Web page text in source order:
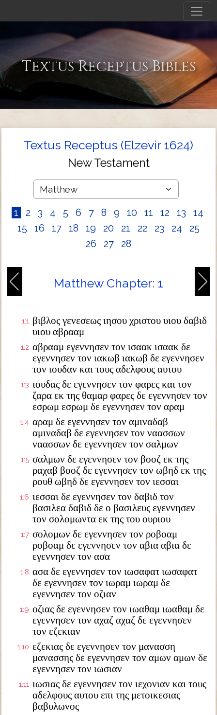
Textus Receptus Bibles
Textus Receptus (Elzevir 1624)
New Testament
1 2 3 4 5 6 7 8 9 10 11 12 13
14
15
16 17 18 19 20 21 22 23 24
25
26
27 28
Matthew Chapter: 1
1:1 βιβλος γενεσεως ιησου χριστου υιου δαβιδ
υιου αβρααμ
1:2 αβρααμ εγεννησεν τον ισαακ ισαακ δε
εγεννησεν τον ιακωβ ιακωβ δε εγεννησεν
τον ιουδαν και τους αδελφους αυτου
1:3 ιουδας δε εγεννησεν τον φαρες και τον
ζαρα εκ της θαμαρ φαρες δε εγεννησεν τον
εσρωμ εσρωμ δε εγεννησεν τον αραμ
1:4 αραμ δε εγεννησεν τον αμιναδαβ
αμιναδαβ δε εγεννησεν τον ναασσων
ναασσων δε εγεννησεν τον σαλμων
1:5 σαλμων δε εγεννησεν τον βοοζ εκ της
ραχαβ βοοζ δε εγεννησεν τον ωβηδ εκ της
ρουθ ωβηδ δε εγεννησεν τον ιεσσαι
1:6 ιεσσαι δε εγεννησεν τον δαβιδ τον
βασιλεα δαβιδ δε ο βασιλευς εγεννησεν
τον σολομωντα εκ της του ουριου
1:7 σολομων δε εγεννησεν τον ροβοαμ
ροβοαμ δε εγεννησεν τον αβια αβια δε
εγεννησεν τον ασα
1:8 ασα δε εγεννησεν τον ιωσαφατ ιωσαφατ
δε εγεννησεν τον ιωραμ ιωραμ δε
εγεννησεν τον οζιαν
1:9 οζιας δε εγεννησεν τον ιωαθαμ ιωαθαμ δε
εγεννησεν τον αχαζ αχαζ δε εγεννησεν
τον εζεκιαν
1:10 εζεκιας δε εγεννησεν τον μανασση
μανασσης δε εγεννησεν τον αμων αμων δε
εγεννησεν τον ιωσιαν
1:11 ιωσιας δε εγεννησεν τον ιεχονιαν και τους
αδελφους αυτου επι της μετοικεσιας
βαβυλωνος